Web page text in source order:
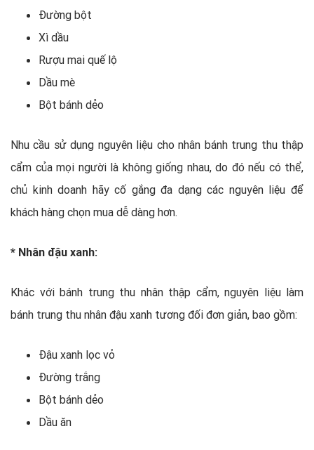
Đường bột
Xì dầu
Rượu mai quế lộ
Dầu mè
Bột bánh dẻo
Nhu cầu sử dụng nguyên liệu cho nhân bánh trung thu thập
cẩm của mọi người là không giống nhau, do đó nếu có thể,
chủ kinh doanh hãy cố gắng đa dạng các nguyên liệu để
khách hàng chọn mua dễ dàng hơn.
* Nhân đậu xanh:
Khác với bánh trung thu nhân thập cẩm, nguyên liệu làm
bánh trung thu nhân đậu xanh tương đối đơn giản, bao gồm:
Đậu xanh lọc vỏ
Đường trắng
Bột bánh dẻo
Dầu ăn